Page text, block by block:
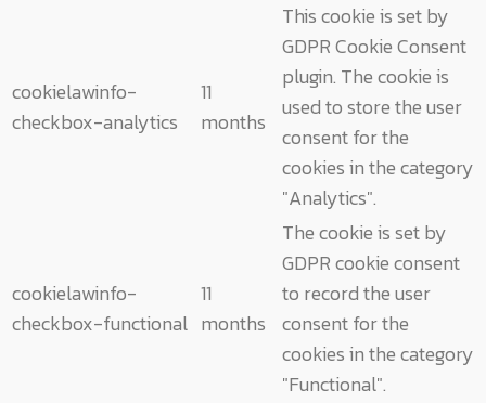
cookielawinfo-
checkbox-analytics
11
months
This cookie is set by
GDPR Cookie Consent
plugin. The cookie is
used to store the user
consent for the
cookies in the category
"Analytics".
cookielawinfo-
checkbox-functional
11
months
The cookie is set by
GDPR cookie consent
to record the user
consent for the
cookies in the category
"Functional".